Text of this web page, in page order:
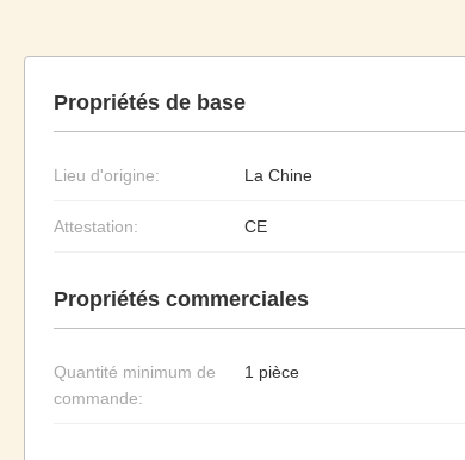
Propriétés de base
Lieu d'origine: La Chine
Attestation: CE
Propriétés commerciales
Quantité minimum de
commande:
1 pièce